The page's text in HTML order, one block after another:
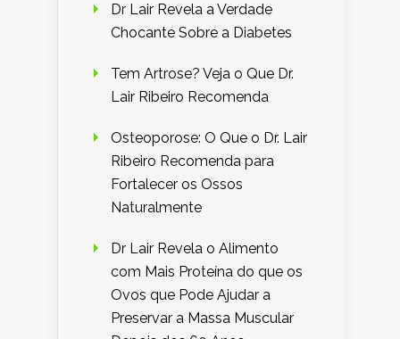
Dr Lair Revela a Verdade
Chocante Sobre a Diabetes
Tem Artrose? Veja o Que Dr.
Lair Ribeiro Recomenda
Osteoporose: O Que o Dr. Lair
Ribeiro Recomenda para
Fortalecer os Ossos
Naturalmente
Dr Lair Revela o Alimento
com Mais Proteína do que os
Ovos que Pode Ajudar a
Preservar a Massa Muscular